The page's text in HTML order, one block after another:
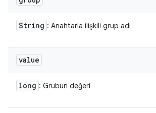
String : Anahtarla ilişkili grup adı
value
long : Grubun değeri